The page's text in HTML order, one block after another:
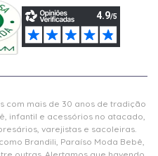
com mais de 30 anos de tradição
infantil e acessórios no atacado,
varejistas e sacoleiras.
Brandili, Paraíso Moda Bebê,